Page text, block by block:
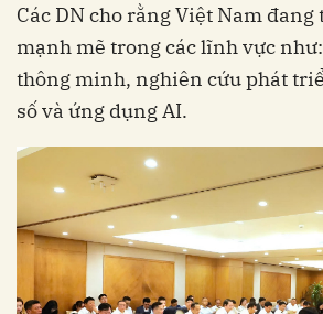
Các DN cho rằng Việt Nam
mạnh mẽ trong các lĩnh vực
thông minh, nghiên cứu phát
số và ứng dụng AI.